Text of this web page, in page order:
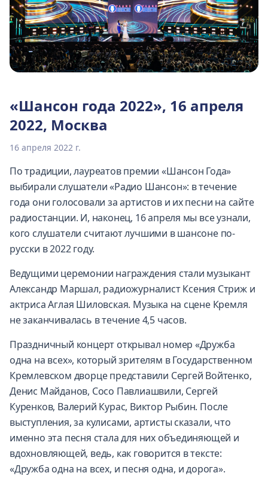
«Шансон года 2022», 16 апреля
2022, Москва
16 апреля 2022 г.
По традиции, лауреатов премии «Шансон Года»
выбирали слушатели «Радио Шансон»: в течение
года они голосовали за артистов и их песни на сайте
радиостанции. И, наконец, 16 апреля мы все узнали,
кого слушатели считают лучшими в шансоне по-
русски в 2022 году.
Ведущими церемонии награждения стали музыкант
Александр Маршал, радиожурналист Ксения Стриж и
актриса Аглая Шиловская. Музыка на сцене Кремля
не заканчивалась в течение 4,5 часов.
Праздничный концерт открывал номер «Дружба
одна на всех», который зрителям в Государственном
Кремлевском дворце представили Сергей Войтенко,
Денис Майданов, Сосо Павлиашвили, Сергей
Куренков, Валерий Курас, Виктор Рыбин. После
выступления, за кулисами, артисты сказали, что
именно эта песня стала для них объединяющей и
вдохновляющей, ведь, как говорится в тексте:
«Дружба одна на всех, и песня одна, и дорога».